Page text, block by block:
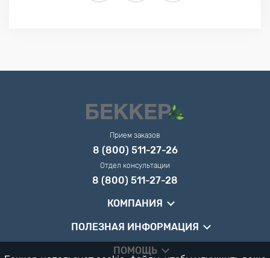
Прием заказов
8 (800) 511-27-26
Отдел консультации
8 (800) 511-27-28
КОМПАНИЯ
ПОЛЕЗНАЯ ИНФОРМАЦИЯ
ПОМОЩЬ